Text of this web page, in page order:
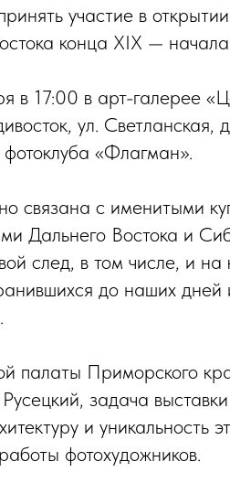
участие в
конца XIX — начала
в 17:00 в арт-галерее
ул. Светланская,
«Флагман».
связана с именитыми
Дальнего Востока и
след, в том числе, и на
до наших дней
палаты Приморского
задача
и уникальность
фотохудожников.